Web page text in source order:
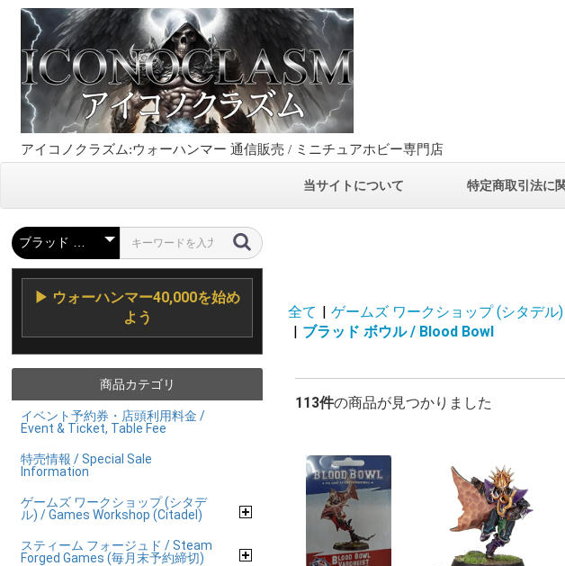
アイコノクラズム:ウォーハンマー 通信販売 / ミニチュアホビー専門店
当サイトについて 特定商取引法に
▶ ウォーハンマー40,000を始め
よう
商品カテゴリ
イベント予約券・店頭利用料金 /
Event & Ticket, Table Fee
特売情報 / Special Sale
Information
ゲームズ ワークショップ (シタデ
ル) / Games Workshop (Citadel)
スティーム フォージュド / Steam
Forged Games (毎月末予約締切)
全て | ゲームズ ワークショップ (シタデル
| ブラッド ボウル / Blood Bowl
113件の商品が見つかりました